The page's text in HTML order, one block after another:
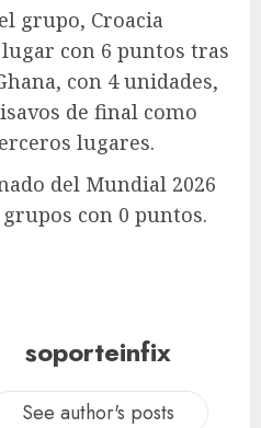
grupo, Croacia
con 6 puntos tras
con 4 unidades,
de final como
lugares.
del Mundial 2026
con 0 puntos.
soporteinfix
See author's posts